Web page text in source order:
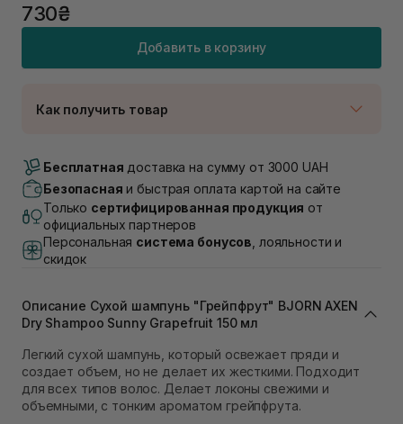
730₴
Добавить в корзину
Как получить товар
В наличии
Самовывоз г. Луцк, Винниченка 4
Самовывоз г. Львов, ул. Академика Подстригача,
1В (Duck's Lake)
Самовывоз г. Львов ул. Степана Бандеры 43
В наличии
Самовывоз Ровно
В наличии
Самовывоз г. Ровно, ул. Кулика и Гудачека 23 (ТЦ
В наличии
Бесплатная доставка на сумму от 3000 UAH
Безопасная и быстрая оплата картой на сайте
Только сертифицированная продукция от
официальных партнеров
Персональная система бонусов , лояльности и
скидок
Описание Сухой шампунь "Грейпфрут" BJORN AXEN
Dry Shampoo Sunny Grapefruit 150 мл
Легкий сухой шампунь, который освежает пряди и
создает объем, но не делает их жесткими. Подходит
для всех типов волос. Делает локоны свежими и
объемными, с тонким ароматом грейпфрута.